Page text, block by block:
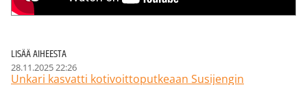
LISÄÄ AIHEESTA
28.11.2025 22:26
Unkari kasvatti kotivoittoputkeaan Susijengin